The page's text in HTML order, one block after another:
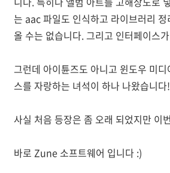
는 aac 파일도 인식하고 라이브러리
올 수는 없습니다. 그리고 인터페이스
그런데 아이튠즈도 아니고 윈도우 미
스를 자랑하는 녀석이 하나 나왔습니다!
사실 처음 등장은 좀 오래 되었지만 이
바로 Zune 소프트웨어 입니다 :)